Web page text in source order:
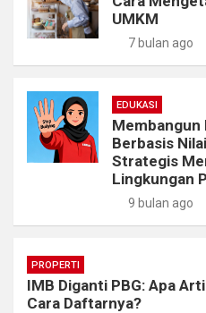
UMKM
7 bulan ago
EDUKASI
Membangun
Berbasis
Strategis
Lingkungan
9 bulan ago
PROPERTI
IMB Diganti PBG: Apa
Cara Daftarnya?